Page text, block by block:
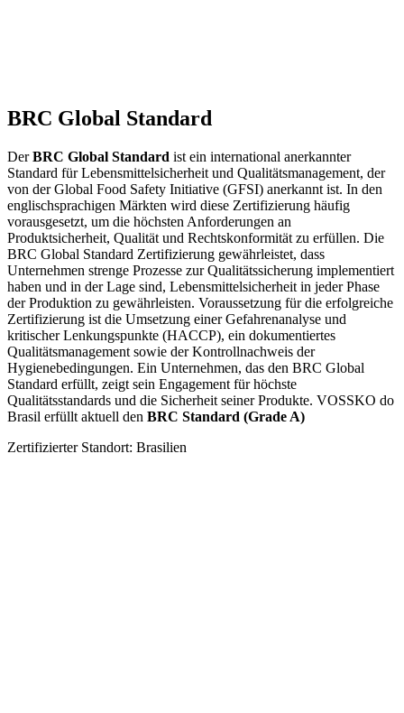
BRC Global Standard​
DerBRC Global Standard ist ein international anerkannter
Standard für Lebensmittelsicherheit und Qualitätsmanagement, der
von der Global Food Safety Initiative (GFSI) anerkannt ist. In den
englischsprachigen Märkten wird diese Zertifizierung häufig
vorausgesetzt, um die höchsten Anforderungen an
Produktsicherheit, Qualität und Rechtskonformität zu erfüllen. Die
BRC Global Standard Zertifizierung gewährleistet, dass
Unternehmen strenge Prozesse zur Qualitätssicherung implementiert
haben und in der Lage sind, Lebensmittelsicherheit in jeder Phase
der Produktion zu gewährleisten. Voraussetzung für die erfolgreiche
Zertifizierung ist die Umsetzung einer Gefahrenanalyse und
kritischer Lenkungspunkte (HACCP), ein dokumentiertes
Qualitätsmanagement sowie der Kontrollnachweis der
Hygienebedingungen. Ein Unternehmen, das den BRC Global
Standard erfüllt, zeigt sein Engagement für höchste
Qualitätsstandards und die Sicherheit seiner Produkte. VOSSKO do
Brasil erfüllt aktuell den BRC Standard (Grade A)
Zertifizierter Standort: Brasilien